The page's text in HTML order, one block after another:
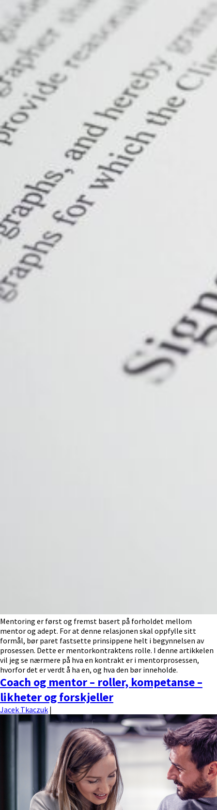
Mentoring er først og fremst basert på forholdet mellom
mentor og adept. For at denne relasjonen skal oppfylle sitt
formål, bør paret fastsette prinsippene helt i begynnelsen av
prosessen. Dette er mentorkontraktens rolle. I denne artikkelen
vil jeg se nærmere på hva en kontrakt er i mentorprosessen,
hvorfor det er verdt å ha en, og hva den bør inneholde.
Coach og mentor – roller, kompetanse –
likheter og forskjeller
Jacek Tkaczuk |